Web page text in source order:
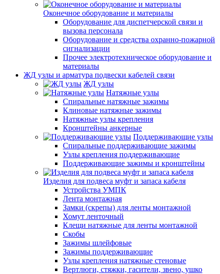
Оконечное оборудование и материалы
Оборудование для диспетчерской связи и
вызова персонала
Оборудование и средства охранно-пожарной
сигнализации
Прочее электротехническое оборудование и
материалы
ЖД узлы и арматура подвески кабелей связи
ЖД узлы
Натяжные узлы
Спиральные натяжные зажимы
Клиновые натяжные зажимы
Натяжные узлы крепления
Кронштейны анкерные
Поддерживающие узлы
Спиральные поддерживающие зажимы
Узлы крепления поддерживающие
Поддерживающие зажимы и кронштейны
Изделия для подвеса муфт и запаса кабеля
Устройства УМПК
Лента монтажная
Замки (скрепы) для ленты монтажной
Хомут ленточный
Клещи натяжные для ленты монтажной
Скобы
Зажимы шлейфовые
Зажимы поддерживающие
Узлы крепления натяжные стеновые
Вертлюги, стяжки, гасители, звено, ушко